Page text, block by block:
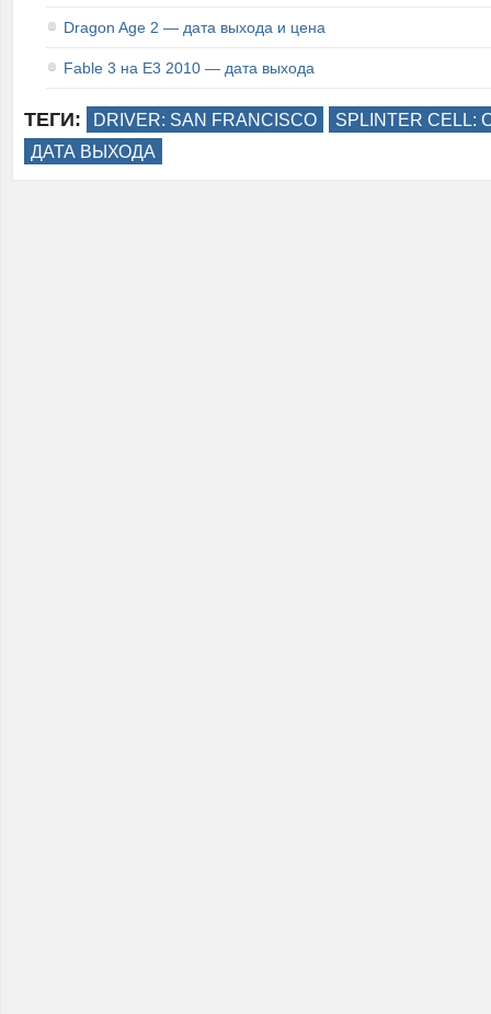
Dragon Age 2 — дата выхода и цена
Fable 3 на E3 2010 — дата выхода
ТЕГИ: DRIVER: SAN FRANCISCO
SPLINTER CELL:
ДАТА ВЫХОДА